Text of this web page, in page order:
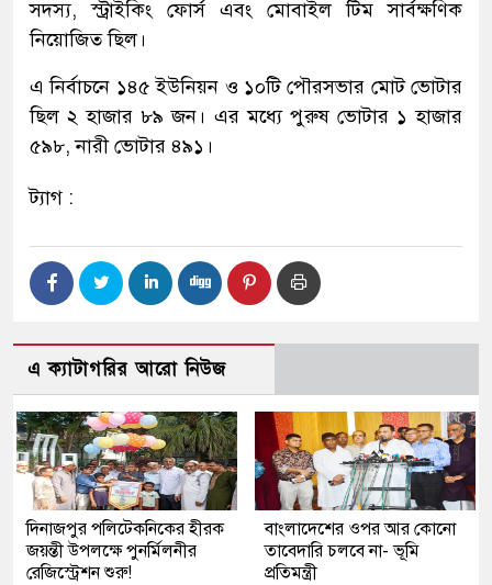
সদস্য, স্ট্রাইকিং ফোর্স এবং মোবাইল টিম সার্বক্ষণিক
নিয়োজিত ছিল।
এ নির্বাচনে ১৪৫ ইউনিয়ন ও ১০টি পৌরসভার মোট ভোটার
ছিল ২ হাজার ৮৯ জন। এর মধ্যে পুরুষ ভোটার ১ হাজার
৫৯৮, নারী ভোটার ৪৯১।
ট্যাগ :
এ ক্যাটাগরির আরো নিউজ
দিনাজপুর পলিটেকনিকের হীরক
জয়ন্তী উপলক্ষে পুনর্মিলনীর
রেজিস্ট্রেশন শুরু!
বাংলাদেশের ওপর আর কোনো
তাবেদারি চলবে না- ভূমি
প্রতিমন্ত্রী